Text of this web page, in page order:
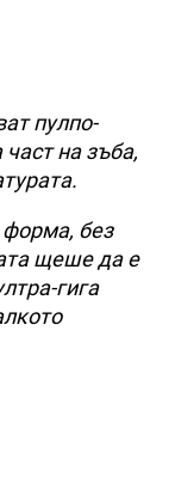
пулпо-
на зъба,
форма, без
щеше да е
гига